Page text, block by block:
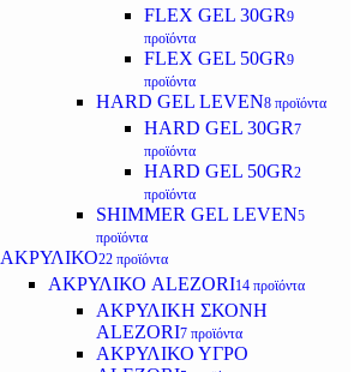
FLEX GEL 30GR9
προϊόντα
FLEX GEL 50GR9
προϊόντα
HARD GEL LEVEN8 προϊόντα
HARD GEL 30GR7
προϊόντα
HARD GEL 50GR2
προϊόντα
SHIMMER GEL LEVEN5
προϊόντα
ΑΚΡΥΛΙΚΟ22 προϊόντα
ΑΚΡΥΛΙΚΟ ALEZORI14 προϊόντα
ΑΚΡΥΛΙΚΗ ΣΚΟΝΗ
ALEZORI7 προϊόντα
ΑΚΡΥΛΙΚΟ ΥΓΡΟ